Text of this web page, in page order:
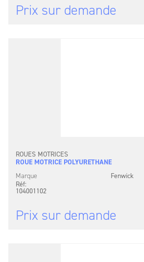
Prix sur demande
ROUES MOTRICES
ROUE MOTRICE POLYURETHANE
Marque
Fenwick
Réf:
104001102
Prix sur demande